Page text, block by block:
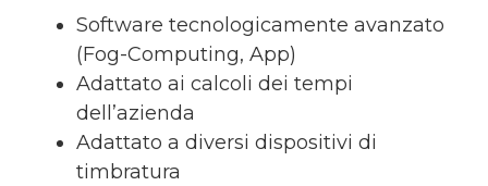
Software tecnologicamente avanzato
(Fog-Computing, App)
Adattato ai calcoli dei tempi
dell’azienda
Adattato a diversi dispositivi di
timbratura